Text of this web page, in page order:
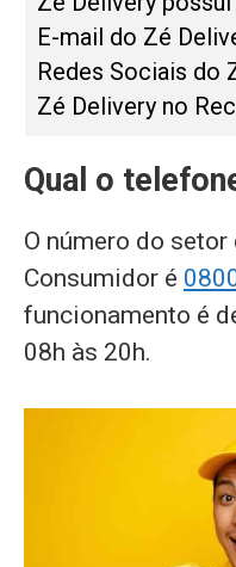
E-mail do Zé
Redes Sociais do
Zé Delivery no
Qual o
O número do
Consumidor é
funcionamento é
08h às 20h.